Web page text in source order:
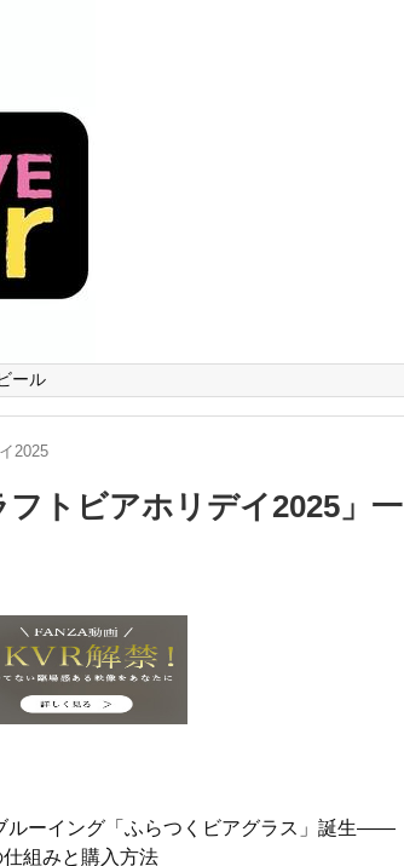
ール
2025
トビアホリデイ2025 」 一
ルーイング「ふらつくビアグラス」誕生——
組みと購入方法